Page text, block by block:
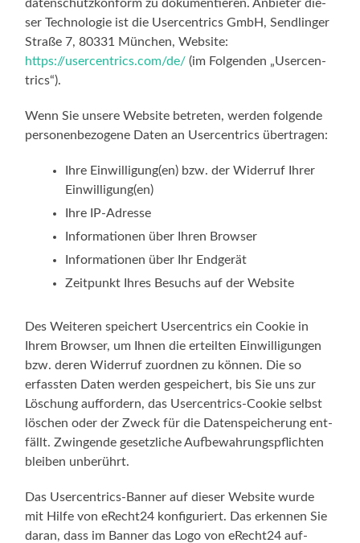
daten­schutz­kon­form zu doku­men­tie­ren. Anbie­ter die­
ser Tech­no­lo­gie ist die User­cen­trics GmbH, Send­lin­ger
Stra­ße 7, 80331 Mün­chen, Web­site:
https://usercentrics.com/de/ (im Fol­gen­den „User­cen­
trics“).
Wenn Sie unse­re Web­site betre­ten, wer­den fol­gen­de
per­so­nen­be­zo­ge­ne Daten an User­cen­trics übertragen:
Ihre Einwilligung(en) bzw. der Wider­ruf Ihrer
Einwilligung(en)
Ihre IP-Adresse
Infor­ma­tio­nen über Ihren Browser
Infor­ma­tio­nen über Ihr Endgerät
Zeit­punkt Ihres Besuchs auf der Website
Des Wei­te­ren spei­chert User­cen­trics ein Coo­kie in
Ihrem Brow­ser, um Ihnen die erteil­ten Ein­wil­li­gun­gen
bzw. deren Wider­ruf zuord­nen zu kön­nen. Die so
erfass­ten Daten wer­den gespei­chert, bis Sie uns zur
Löschung auf­for­dern, das Usercentrics-Cookie selbst
löschen oder der Zweck für die Daten­spei­che­rung ent­
fällt. Zwin­gen­de gesetz­li­che Auf­be­wah­rungs­pflich­ten
blei­ben unberührt.
Das Usercentrics-Banner auf die­ser Web­site wur­de
mit Hil­fe von eRecht24 kon­fi­gu­riert. Das erken­nen Sie
dar­an, dass im Ban­ner das Logo von eRecht24 auf­